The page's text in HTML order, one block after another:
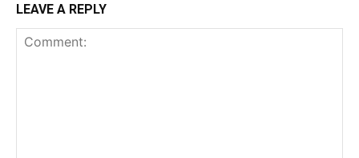
LEAVE A REPLY